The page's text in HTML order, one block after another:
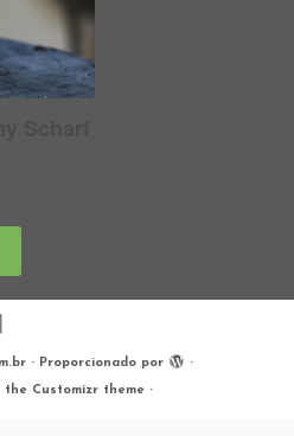
· Proporcionado por ·
the Customizr theme ·